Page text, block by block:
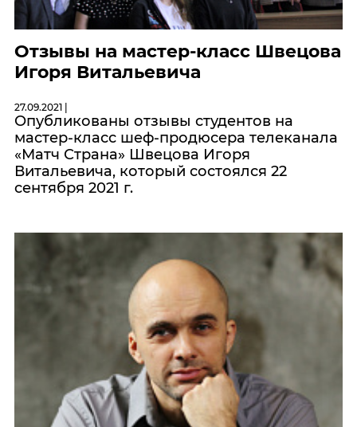
Отзывы на мастер-класс Швецова
Игоря Витальевича
27.09.2021 |
Опубликованы отзывы студентов на
мастер-класс шеф-продюсера телеканала
«Матч Страна» Швецова Игоря
Витальевича, который состоялся 22
сентября 2021 г.